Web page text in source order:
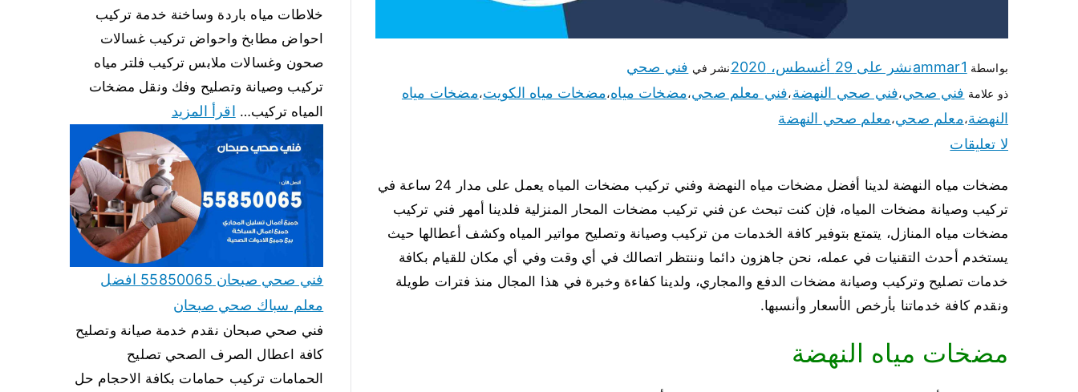
بواسطة ammar1نشر على 29 أغسطس، 2020 نشر في فني صحي
ذو علامة فني صحي،فني صحي النهضة،فني معلم صحي،مضخات مياه،مضخات مياه الكويت،مضخات مياه
النهضة،معلم صحي،معلم صحي النهضة
لا تعليقات
مضخات مياه النهضة لدينا أفضل مضخات مياه النهضة وفني تركيب مضخات المياه يعمل على مدار 24 ساعة في
تركيب وصيانة مضخات المياه، فإن كنت تبحث عن فني تركيب مضخات المحار المنزلية فلدينا أمهر فني تركيب
مضخات مياه المنازل، يتمتع بتوفير كافة الخدمات من تركيب وصيانة وتصليح مواتير المياه وكشف أعطالها حيث
يستخدم أحدث التقنيات في عمله، نحن جاهزون دائما وننتظر اتصالك في أي وقت وفي أي مكان للقيام بكافة
خدمات تصليح وتركيب وصيانة مضخات الدفع والمجاري، ولدينا كفاءة وخبرة في هذا المجال منذ فترات طويلة
ونقدم كافة خدماتنا بأرخص الأسعار وأنسبها.
مضخات مياه النهضة
خلاطات مياه باردة وساخنة خدمة تركيب
احواض مطابخ واحواض تركيب غسالات
صحون وغسالات ملابس تركيب فلتر مياه
تركيب وصيانة وتصليح وفك ونقل مضخات
المياه تركيب… اقرأ المزيد
فني صحي صبحان 55850065 افضل
معلم سباك صحي صبحان
فني صحي صبحان نقدم خدمة صيانة وتصليح
كافة اعطال الصرف الصحي تصليح
الحمامات تركيب حمامات بكافة الاحجام حل